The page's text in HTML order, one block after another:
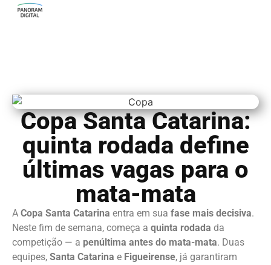
Copa Santa Catarina:
quinta rodada define
últimas vagas para o
mata-mata
A Copa Santa Catarina entra em sua fase mais decisiva.
Neste fim de semana, começa a quinta rodada da
competição — a penúltima antes do mata-mata. Duas
equipes, Santa Catarina e Figueirense, já garantiram